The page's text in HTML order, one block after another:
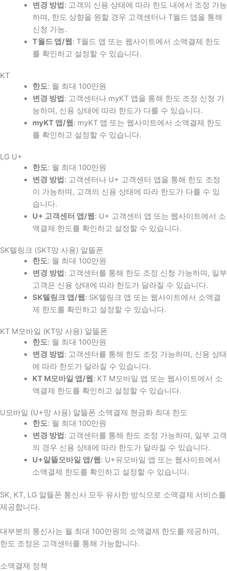
변경 방법 : 고객의 신용 상태에 따라 한도 내에서 조정 가능
하며, 한도 상향을 원할 경우 고객센터나 T월드 앱을 통해
신청 가능.
T월드 앱/웹 : T월드 앱 또는 웹사이트에서 소액결제 한도
를 확인하고 설정할 수 있습니다.
KT
한도: 월 최대 100만원
변경 방법 : 고객센터나 myKT 앱을 통해 한도 조정 신청 가
능하며, 신용 상태에 따라 한도가 다를 수 있습니다.
myKT 앱/웹 : myKT 앱 또는 웹사이트에서 소액결제 한도
를 확인하고 설정할 수 있습니다.
LG U+
한도: 월 최대 100만원
변경 방법 : 고객센터나 U+ 고객센터 앱을 통해 한도 조정
이 가능하며, 고객의 신용 상태에 따라 한도가 다를 수 있
습니다.
U+ 고객센터 앱/웹 : U+ 고객센터 앱 또는 웹사이트에서 소
액결제 한도를 확인하고 설정할 수 있습니다.
SK텔링크 (SKT망 사용) 알뜰폰
한도: 월 최대 100만원
변경 방법 : 고객센터를 통해 한도 조정 신청 가능하며, 일부
고객은 신용 상태에 따라 한도가 달라질 수 있습니다.
SK텔링크 앱/웹 : SK텔링크 앱 또는 웹사이트에서 소액결
제 한도를 확인하고 설정할 수 있습니다.
KT M모바일 (KT망 사용) 알뜰폰
한도: 월 최대 100만원
변경 방법 : 고객센터를 통해 한도 조정 가능하며, 신용 상태
에 따라 한도가 달라질 수 있습니다.
KT M모바일 앱/웹 : KT M모바일 앱 또는 웹사이트에서 소
액결제 한도를 확인하고 설정할 수 있습니다.
U모바일 (U+망 사용) 알뜰폰 소액결제 현금화 최대 한도
한도: 월 최대 100만원
변경 방법 : 고객센터를 통해 한도 조정 가능하며, 일부 고객
의 경우 신용 상태에 따라 한도가 달라질 수 있습니다.
U+알뜰모바일 앱/웹 : U+유모바일 앱 또는 웹사이트에서
소액결제 한도를 확인하고 설정할 수 있습니다.
SK, KT, LG 알뜰폰 통신사 모두 유사한 방식으로 소액결제 서비스를
제공합니다.
대부분의 통신사는 월 최대 100만원의 소액결제 한도를 제공하며,
한도 조정은 고객센터를 통해 가능합니다.
소액결제 정책